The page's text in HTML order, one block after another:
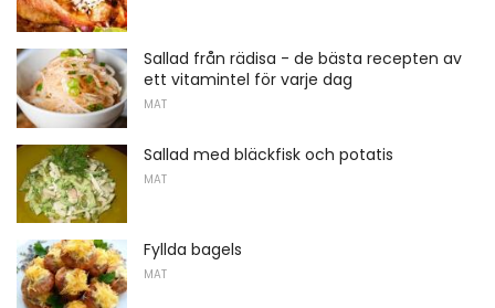
Sallad från rädisa - de bästa recepten av
ett vitamintel för varje dag
MAT
Sallad med bläckfisk och potatis
MAT
Fyllda bagels
MAT